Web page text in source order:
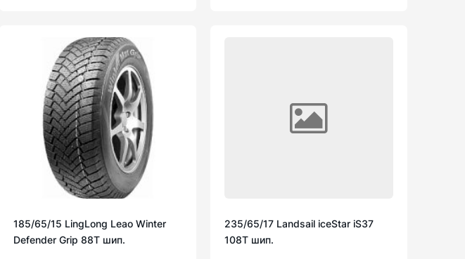
185/65/15 LingLong Leao Winter
Defender Grip 88T шип.
235/65/17 Landsail iceStar iS37
108T шип.